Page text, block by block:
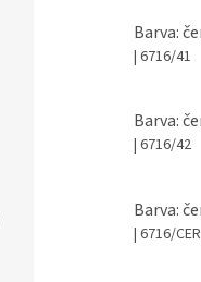
Barva:
| 6716/41
Barva:
| 6716/42
Barva:
| 6716/CER